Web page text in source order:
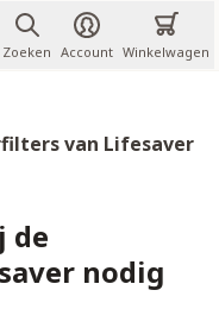
Zoeken Account Winkelwagen
van Lifesaver
de
nodig